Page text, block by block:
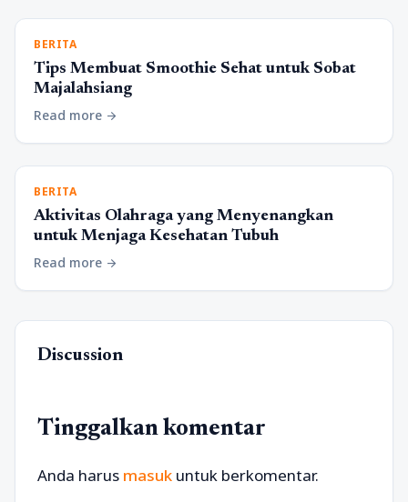
BERITA
Tips Membuat Smoothie Sehat untuk Sobat
Majalahsiang
Read more arrow_forward
BERITA
Aktivitas Olahraga yang Menyenangkan
untuk Menjaga Kesehatan Tubuh
Read more arrow_forward
Discussion
Tinggalkan komentar
Anda harus masuk untuk berkomentar.